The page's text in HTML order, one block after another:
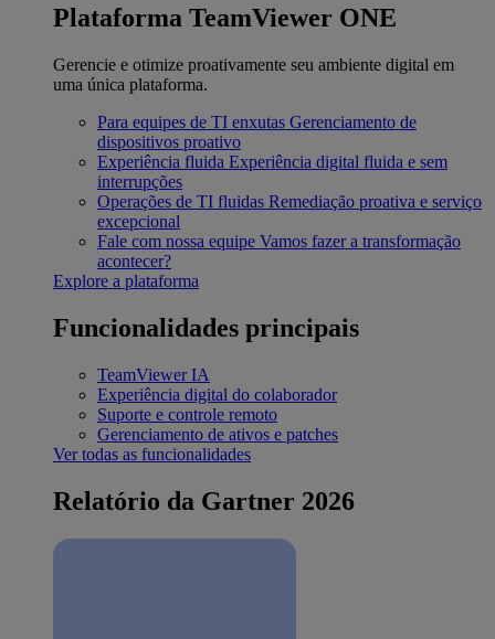
Plataforma TeamViewer ONE
Gerencie e otimize proativamente seu ambiente digital em
uma única plataforma.
Para equipes de TI enxutas Gerenciamento de
dispositivos proativo
Experiência fluida Experiência digital fluida e sem
interrupções
Operações de TI fluidas Remediação proativa e serviço
excepcional
Fale com nossa equipe Vamos fazer a transformação
acontecer?
Explore a plataforma
Funcionalidades principais
TeamViewer IA
Experiência digital do colaborador
Suporte e controle remoto
Gerenciamento de ativos e patches
Ver todas as funcionalidades
Relatório da Gartner 2026